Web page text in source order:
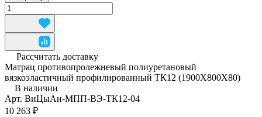
Рассчитать доставку
Матрац противопролежневый полиуретановый
вязкоэластичный профилированный ТК12 (1900Х800Х80)
В наличии
Арт. ВиЦыАн-МПП-ВЭ-ТК12-04
10 263 ₽